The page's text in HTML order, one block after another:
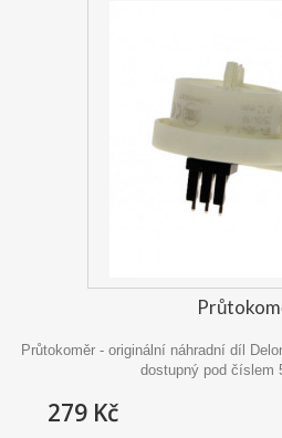
Průtokoměr - originální náhradní díl
dostupný pod číslem
279 Kč